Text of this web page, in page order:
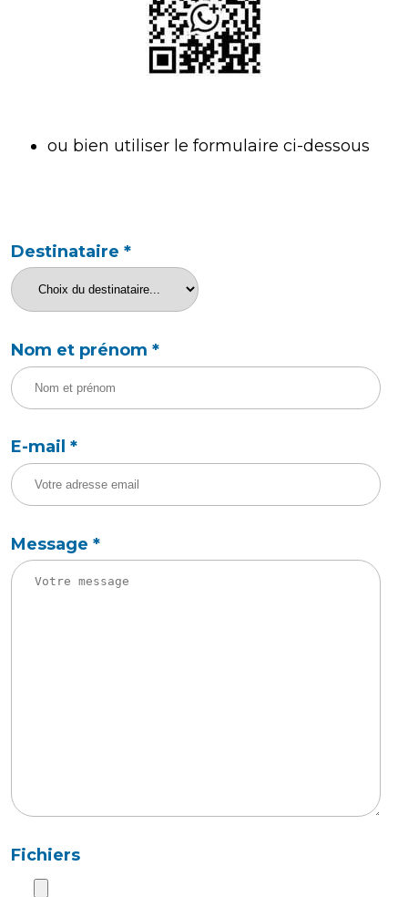
ou bien utiliser le formulaire ci-dessous
Destinataire *
Nom et prénom *
E-mail *
Message *
Fichiers